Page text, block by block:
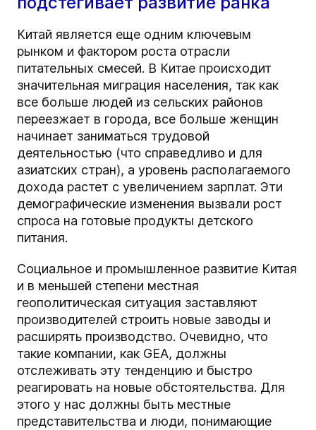
Китай является еще одним ключевым
рынком и фактором роста отрасли
питательных смесей. В Китае происходит
значительная миграция населения, так как
все больше людей из сельских районов
переезжает в города, все больше женщин
начинает заниматься трудовой
деятельностью (что справедливо и для
азиатских стран), а уровень располагаемого
дохода растет с увеличением зарплат. Эти
демографические изменения вызвали рост
спроса на готовые продукты детского
питания.
Социальное и промышленное развитие Китая
и в меньшей степени местная
геополитическая ситуация заставляют
производителей строить новые заводы и
расширять производство. Очевидно, что
такие компании, как GEA, должны
отслеживать эту тенденцию и быстро
реагировать на новые обстоятельства. Для
этого у нас должны быть местные
представительства и люди, понимающие